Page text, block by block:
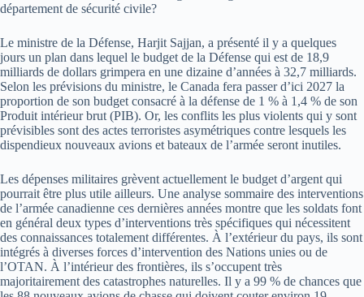
département de sécurité civile?
Le ministre de la Défense, Harjit Sajjan, a présenté il y a quelques
jours un plan dans lequel le budget de la Défense qui est de 18,9
milliards de dollars grimpera en une dizaine d’années à 32,7 milliards.
Selon les prévisions du ministre, le Canada fera passer d’ici 2027 la
proportion de son budget consacré à la défense de 1 % à 1,4 % de son
Produit intérieur brut (PIB). Or, les conflits les plus violents qui y sont
prévisibles sont des actes terroristes asymétriques contre lesquels les
dispendieux nouveaux avions et bateaux de l’armée seront inutiles.
Les dépenses militaires grèvent actuellement le budget d’argent qui
pourrait être plus utile ailleurs. Une analyse sommaire des interventions
de l’armée canadienne ces dernières années montre que les soldats font
en général deux types d’interventions très spécifiques qui nécessitent
des connaissances totalement différentes. À l’extérieur du pays, ils sont
intégrés à diverses forces d’intervention des Nations unies ou de
l’OTAN. À l’intérieur des frontières, ils s’occupent très
majoritairement des catastrophes naturelles. Il y a 99 % de chances que